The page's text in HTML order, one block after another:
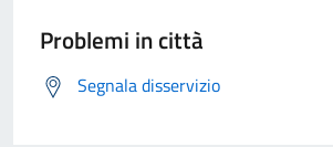
Problemi in città
Segnala disservizio